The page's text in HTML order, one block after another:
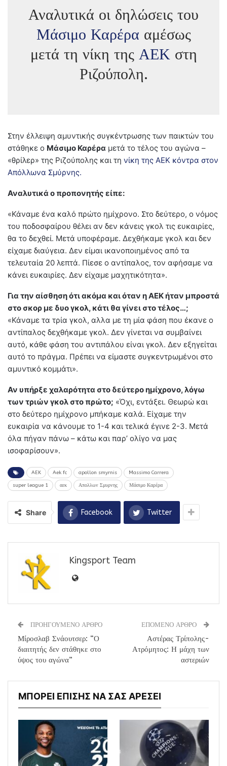
Αναλυτικά οι δηλώσεις του
Μάσιμο Καρέρα αμέσως
μετά τη νίκη της ΑΕΚστη
Ριζούπολη.
Στην έλλειψη αμυντικής συγκέντρωσης των παικτών του
στάθηκε ο Μάσιμο Καρέρα μετά το τέλος του αγώνα –
«θρίλερ» της Ριζούπολης και τη νίκη της ΑΕΚ κόντρα στον
Απόλλωνα Σμύρνης.
Αναλυτικά ο προπονητής είπε:
«Κάναμε ένα καλό πρώτο ημίχρονο. Στο δεύτερο, ο νόμος
του ποδοσφαίρου θέλει αν δεν κάνεις γκολ τις ευκαιρίες,
θα το δεχθεί. Μετά υποφέραμε. Δεχθήκαμε γκολ και δεν
είχαμε διαύγεια. Δεν είμαι ικανοποιημένος από τα
τελευταία 20 λεπτά. Πίεσε ο αντίπαλος, τον αφήσαμε να
κάνει ευκαιρίες. Δεν είχαμε μαχητικότητα».
Για την αίσθηση ότι ακόμα και όταν η ΑΕΚ ήταν μπροστά
στο σκορ με δυο γκολ, κάτι θα γίνει στο τέλος…;
«Κάναμε τα τρία γκολ, αλλα με τη μία φάση που έκανε ο
αντίπαλος δεχθήκαμε γκολ. Δεν γίνεται να συμβαίνει
αυτό, κάθε φάση του αντιπάλου είναι γκολ. Δεν εξηγείται
αυτό το πράγμα. Πρέπει να είμαστε συγκεντρωμένοι στο
αμυντικό κομμάτι».
Αν υπήρξε χαλαρότητα στο δεύτερο ημίχρονο, λόγω
των τριών γκολ στο πρώτο; «Όχι, εντάξει. Θεωρώ και
στο δεύτερο ημίχρονο μπήκαμε καλά. Είχαμε την
ευκαιρία να κάνουμε το 1-4 και τελικά έγινε 2-3. Μετά
όλα πήγαν πάνω – κάτω και παρ’ ολίγο να μας
ισοφαρίσουν».
AEK Aek fc apollon smyrnis Massimo Carrera
super league 1 αεκ Απολλων Σμυρνης Μάσιμο Καρέρα
Share Facebook Twitter
Kingsport Team
ΠΡΟΗΓΟΥΜΕΝΟ ΑΡΘΡΟ
Μίροσλαβ Σνάουτσερ: “Ο
διαιτητής δεν στάθηκε στο
ύψος του αγώνα”
ΕΠΟΜΕΝΟ ΑΡΘΡΟ
Αστέρας Τρίπολης-
Ατρόμητος: Η μάχη των
αστεριών
ΜΠΟΡΕΙ ΕΠΙΣΗΣ ΝΑ ΣΑΣ ΑΡΕΣΕΙ